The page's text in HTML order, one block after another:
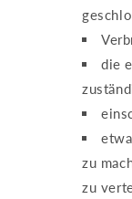
die
zu
zu